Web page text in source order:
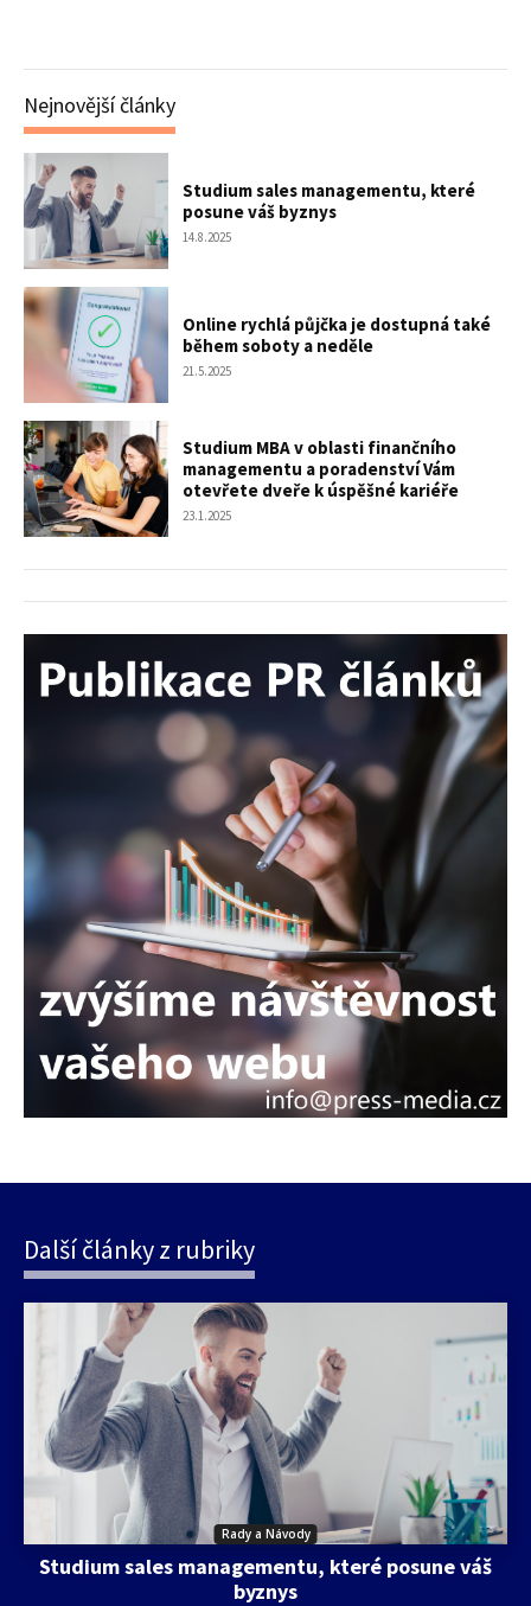
Nejnovější články
Studium sales managementu, které
posune váš byznys
14.8.2025
Online rychlá půjčka je dostupná také
během soboty a neděle
21.5.2025
Studium MBA v oblasti finančního
managementu a poradenství Vám
otevřete dveře k úspěšné kariéře
23.1.2025
Další články z rubriky
Rady a Návody
Studium sales managementu, které posune váš
byznys